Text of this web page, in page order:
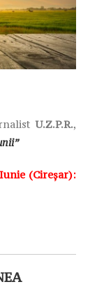
U.Z.P.R.,
(Cireșar):